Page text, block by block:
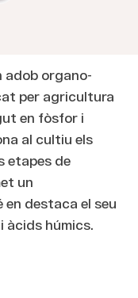
adob organo-
per agricultura
en fòsfor i
al cultiu els
etapes de
un
en destaca el seu
àcids húmics.